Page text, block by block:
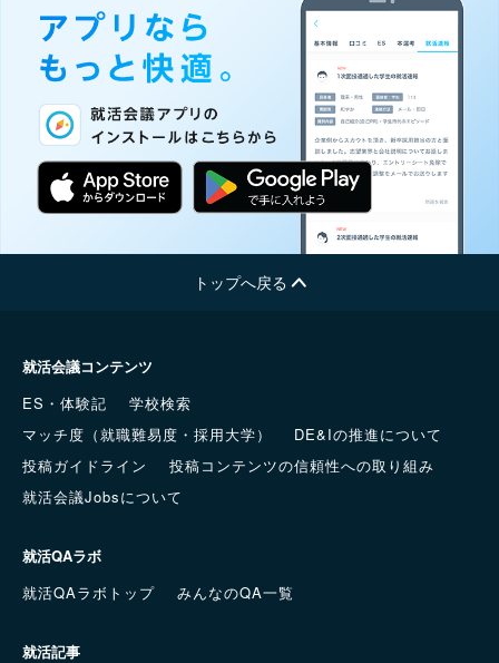
トップへ戻る
就活会議コンテンツ
ES・体験記
学校検索
マッチ度（就職難易度・採用大学）
DE&Iの推進について
投稿ガイドライン
投稿コンテンツの信頼性への取り組み
就活会議Jobsについて
就活QAラボ
就活QAラボトップ
みんなのQA一覧
就活記事